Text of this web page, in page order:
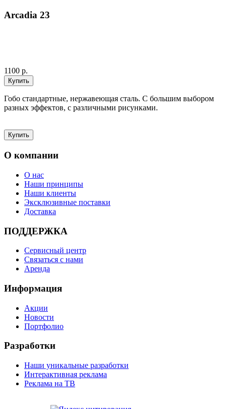
Arcadia 23
1100 р.
Гобо стандартные, нержавеющая сталь. С большим выбором
разных эффектов, с различными рисунками.
О компании
О нас
Наши принципы
Наши клиенты
Эксклюзивные поставки
Доставка
ПОДДЕРЖКА
Сервисный центр
Связаться с нами
Аренда
Информация
Акции
Новости
Портфолио
Разработки
Наши уникальные разработки
Интерактивная реклама
Реклама на ТВ